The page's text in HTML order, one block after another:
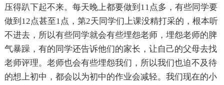
压得趴下起不来。每天晚上都要做到11点多，有些同学要
做到12点甚至1点，第2天同学们上课没精打采的，根本听
不进去，所以有些同学就会有些埋怨老师，埋怨老师的脾
气暴躁，有的同学还告诉他们的家长，让自己的父母去找
老师评理。老师也会有些埋怨我们，所以我们也迫不及待
的想上初中，都会以为初中的作业会减轻。我们现在的小